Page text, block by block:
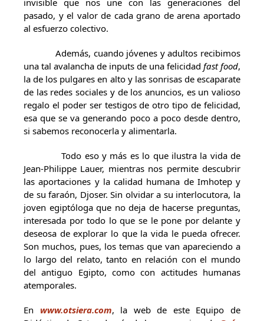
pasado, y el valor de cada grano de arena aportado
al esfuerzo colectivo.
Además, cuando jóvenes y adultos recibimos
una tal avalancha de inputs de una felicidad fast food,
la de los pulgares en alto y las sonrisas de escaparate
de las redes sociales y de los anuncios, es un valioso
regalo el poder ser testigos de otro tipo de felicidad,
esa que se va generando poco a poco desde dentro,
si sabemos reconocerla y alimentarla.
Todo eso y más es lo que ilustra la vida de
Jean-Philippe Lauer, mientras nos permite descubrir
las aportaciones y la calidad humana de Imhotep y
de su faraón, Djoser. Sin olvidar a su interlocutora, la
joven egiptóloga que no deja de hacerse preguntas,
interesada por todo lo que se le pone por delante y
deseosa de explorar lo que la vida le pueda ofrecer.
Son muchos, pues, los temas que van apareciendo a
lo largo del relato, tanto en relación con el mundo
del antiguo Egipto, como con actitudes humanas
atemporales.
En www.otsiera.com, la web de este Equipo de